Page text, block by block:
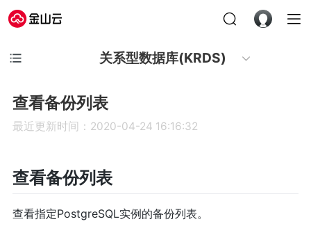
关系型数据库(KRDS)
查看备份列表
最近更新时间：2020-04-24 16:16:32
查看备份列表
查看指定PostgreSQL实例的备份列表。